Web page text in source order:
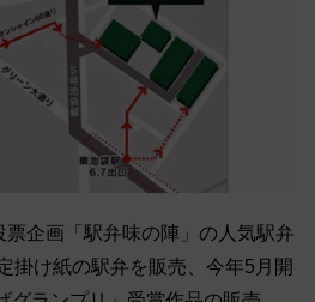
企画「駅弁味の陣」の人気駅弁
掛け紙の駅弁を販売、今年5月開